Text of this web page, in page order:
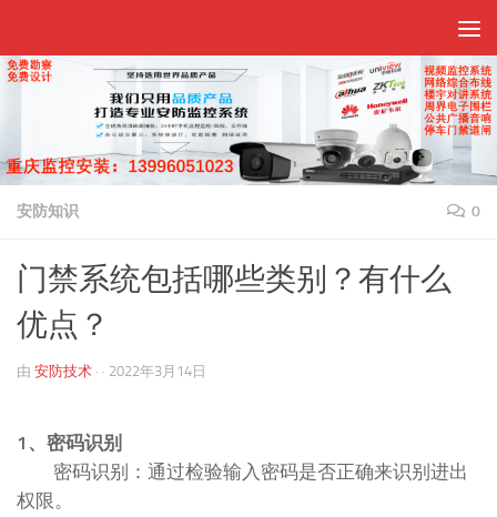
安防知识 0
门禁系统包括哪些类别？有什么
优点？
由 安防技术 · · 2022年3月14日
1、密码识别
密码识别：通过检验输入密码是否正确来识别进出
权限。